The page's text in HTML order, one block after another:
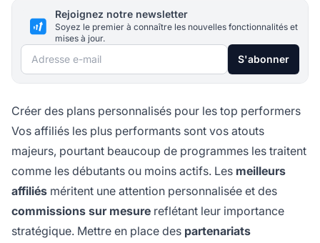
Rejoignez notre newsletter
Soyez le premier à connaître les nouvelles fonctionnalités et
mises à jour.
Adresse e-mail S'abonner
Créer des plans personnalisés pour les top performers
Vos affiliés les plus performants sont vos atouts
majeurs, pourtant beaucoup de programmes les traitent
comme les débutants ou moins actifs. Les meilleurs
affiliés méritent une attention personnalisée et des
commissions sur mesure reflétant leur importance
stratégique. Mettre en place des partenariats